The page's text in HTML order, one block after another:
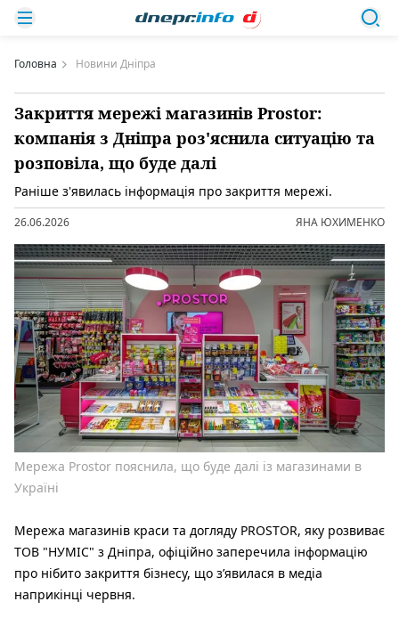
Головна Новини Дніпра
Закриття мережі магазинів Prostor:
компанія з Дніпра роз'яснила ситуацію та
розповіла, що буде далі
Раніше з'явилась інформація про закриття мережі.
26.06.2026 ЯНА ЮХИМЕНКО
Мережа Prostor пояснила, що буде далі із магазинами в
Україні
Мережа магазинів краси та догляду PROSTOR, яку розвиває
ТОВ "НУМІС" з Дніпра, офіційно заперечила інформацію
про нібито закриття бізнесу, що з’явилася в медіа
наприкінці червня.